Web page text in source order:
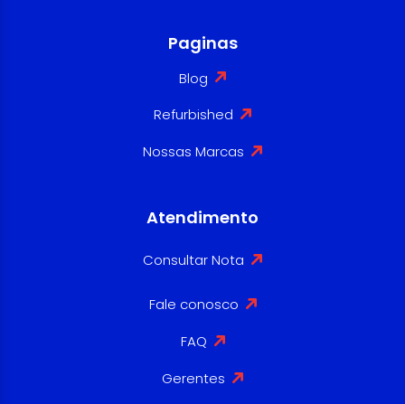
Paginas
Blog
Refurbished
Nossas Marcas
Atendimento
Consultar Nota
Fale conosco
FAQ
Gerentes